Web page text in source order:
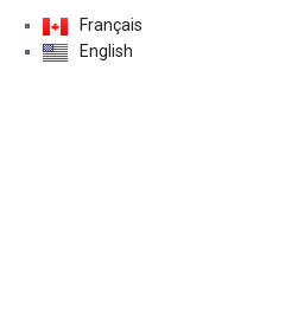
Français
English